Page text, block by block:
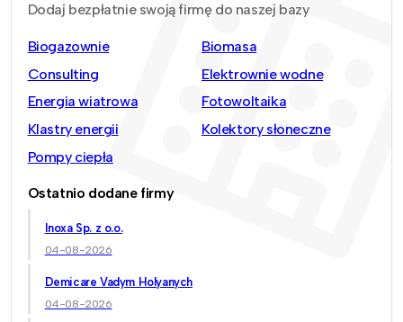
Dodaj bezpłatnie swoją firmę do naszej bazy
Biogazownie
Biomasa
Consulting
Elektrownie wodne
Energia wiatrowa
Fotowoltaika
Klastry energii
Kolektory słoneczne
Pompy ciepła
Ostatnio dodane firmy
Inoxa Sp. z o.o.
04-08-2026
Demicare Vadym Holyanych
04-08-2026